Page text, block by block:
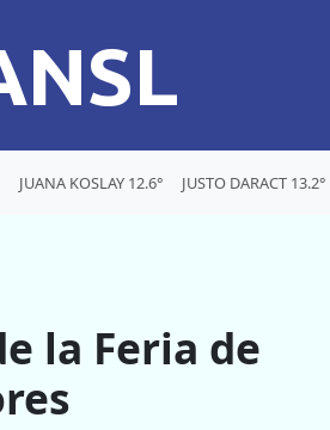
JUANA KOSLAY 12.6° JUSTO DARACT 13.2°
la Feria de